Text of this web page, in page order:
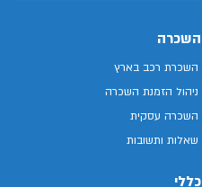
השכרה
השכרת רכב בארץ
ניהול הזמנת השכרה
השכרה עסקית
שאלות ותשובות
כללי